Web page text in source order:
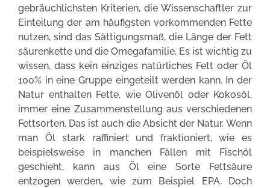
gebräuchlichsten Kriterien, die Wissenschaftler zur
Einteilung der am häufigsten vorkommenden Fette
nutzen, sind das Sättigungsmaß, die Länge der Fett
säurenkette und die Omegafamilie. Es ist wichtig zu
wissen, dass kein einziges natürliches Fett oder Öl
100% in eine Gruppe eingeteilt werden kann. In der
Natur enthalten Fette, wie Olivenöl oder Kokosöl,
immer eine Zusammenstellung aus verschiedenen
Fettsorten. Das ist auch die Absicht der Natur. Wenn
man Öl stark raffiniert und fraktioniert, wie es
beispielsweise in manchen Fällen mit Fischöl
geschieht, kann aus Öl eine Sorte Fettsäure
entzogen werden, wie zum Beispiel EPA. Doch